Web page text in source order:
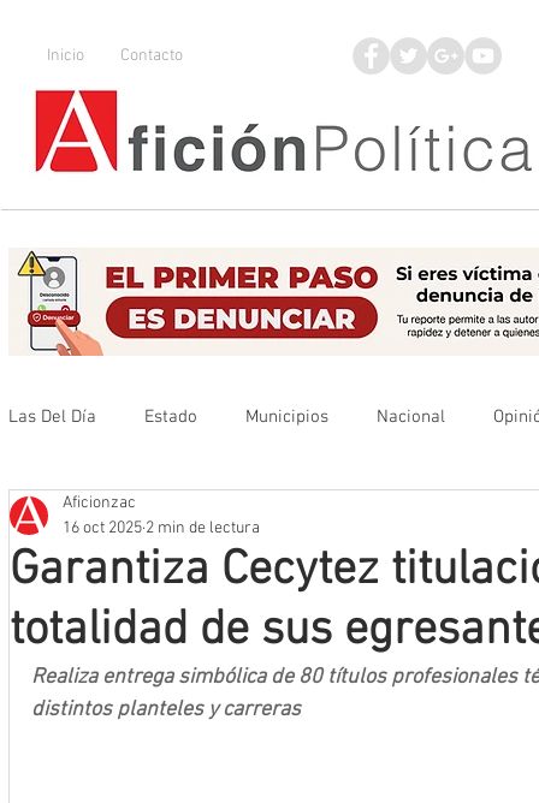
Inicio Contacto
Las Del Día Estado Municipios Nacional
Que no se olvide
Mineros LNBP
Garantiza Cecytez
totalidad de sus
Aficionzac
16 oct 2025 2 min de lectura
Realiza entrega simbólica de 80 títulos profesionales
distintos planteles y carreras